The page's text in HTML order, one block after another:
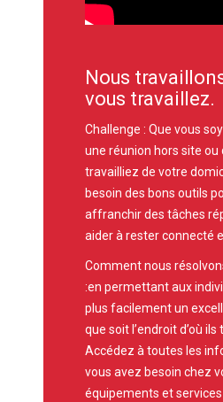
Nous
vous travaillez.
Challenge : Que vous
une réunion hors site ou
travailliez de votre
besoin des bons outils
affranchir des tâches
aider à rester connecté
Comment nous
:en permettant aux
plus facilement un
que soit l’endroit d’où ils
Accédez à toutes les
vous avez besoin chez
équipements et